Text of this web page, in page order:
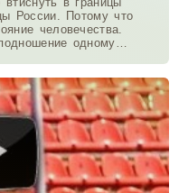
России. Потому что
человечества.
одному